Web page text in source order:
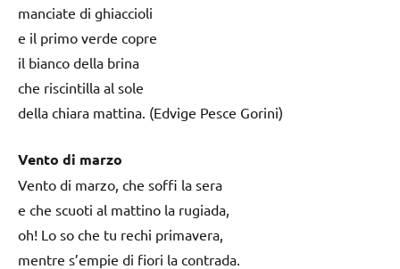
manciate di ghiaccioli
e il primo verde copre
il bianco della brina
che riscintilla al sole
della chiara mattina. (Edvige Pesce Gorini)
Vento di marzo
Vento di marzo, che soffi la sera
e che scuoti al mattino la rugiada,
oh! Lo so che tu rechi primavera,
mentre s’empie di fiori la contrada.